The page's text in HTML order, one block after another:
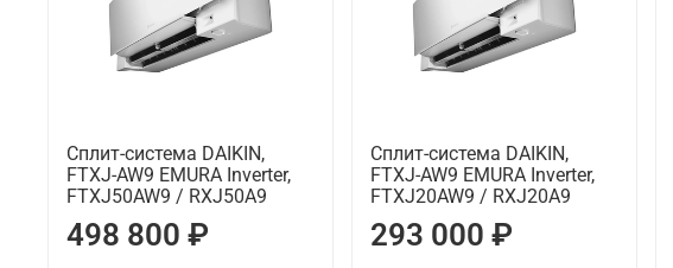
Сплит-система DAIKIN,
FTXJ-AW9 EMURA Inverter,
FTXJ50AW9 / RXJ50A9
498 800 ₽
Сплит-система DAIKIN,
FTXJ-AW9 EMURA Inverter,
FTXJ20AW9 / RXJ20A9
293 000 ₽